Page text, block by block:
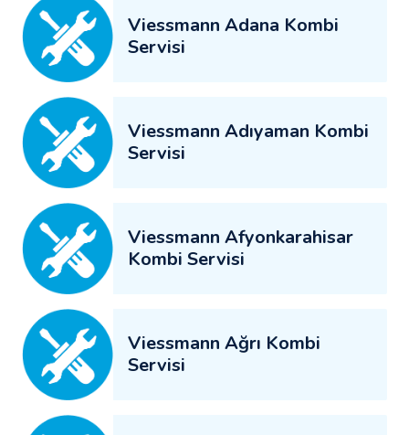
Viessmann Adana Kombi
Servisi
Viessmann Adıyaman Kombi
Servisi
Viessmann Afyonkarahisar
Kombi Servisi
Viessmann Ağrı Kombi
Servisi